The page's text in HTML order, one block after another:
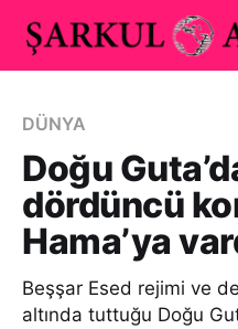
DÜNYA
Doğu
dördüncü
Hama’ya
Beşşar Esed rejimi ve
altında tuttuğu Doğu